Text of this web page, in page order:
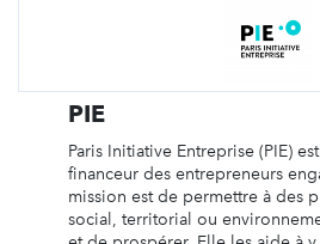
PIE
Paris Initiative Entreprise (PIE)
financeur des entrepreneurs
mission est de permettre à des
social, territorial ou